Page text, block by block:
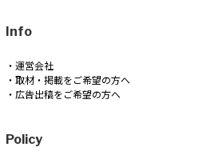
Info
・運営会社
・取材・掲載をご希望の方へ
・広告出稿をご希望の方へ
Policy